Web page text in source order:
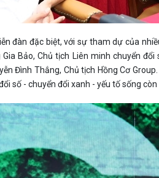
đàn đặc biệt, với sự tham dự của
Bảo, Chủ tịch Liên minh chuyển
Đình Thắng, Chủ tịch Hồng Cơ
số - chuyển đổi xanh - yếu tố sống còn